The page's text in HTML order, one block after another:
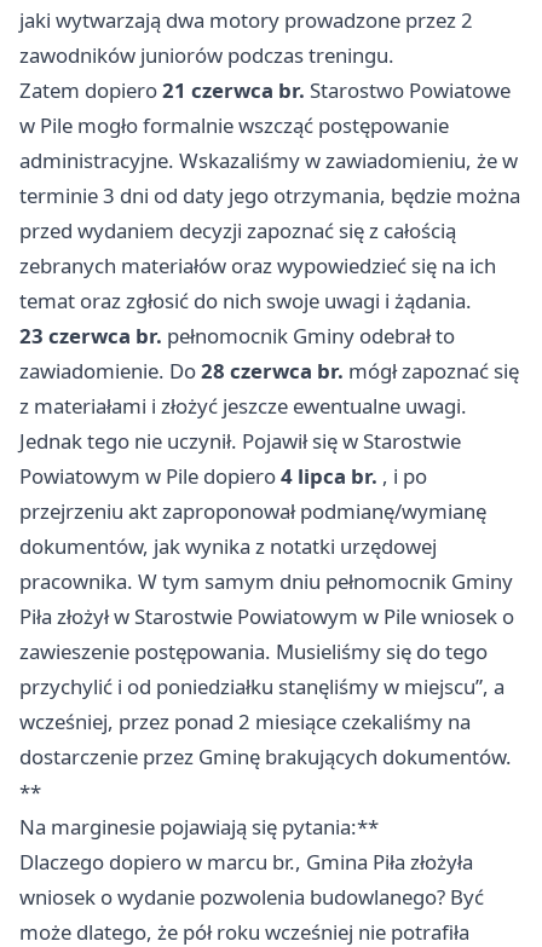
jaki wytwarzają dwa motory prowadzone przez 2
zawodników juniorów podczas treningu.
Zatem dopiero21 czerwca br. Starostwo Powiatowe
w Pile mogło formalnie wszcząć postępowanie
administracyjne. Wskazaliśmy w zawiadomieniu, że w
terminie 3 dni od daty jego otrzymania, będzie można
przed wydaniem decyzji zapoznać się z całością
zebranych materiałów oraz wypowiedzieć się na ich
temat oraz zgłosić do nich swoje uwagi i żądania.
23 czerwca br. pełnomocnik Gminy odebrał to
zawiadomienie. Do28 czerwca br. mógł zapoznać się
z materiałami i złożyć jeszcze ewentualne uwagi.
Jednak tego nie uczynił. Pojawił się w Starostwie
Powiatowym w Pile dopiero4 lipca br. , i po
przejrzeniu akt zaproponował podmianę/wymianę
dokumentów, jak wynika z notatki urzędowej
pracownika. W tym samym dniu pełnomocnik Gminy
Piła złożył w Starostwie Powiatowym w Pile wniosek o
zawieszenie postępowania. Musieliśmy się do tego
przychylić i od poniedziałku stanęliśmy w miejscu”, a
wcześniej, przez ponad 2 miesiące czekaliśmy na
dostarczenie przez Gminę brakujących dokumentów.
**
Na marginesie pojawiają się pytania:**
Dlaczego dopiero w marcu br., Gmina Piła złożyła
wniosek o wydanie pozwolenia budowlanego? Być
może dlatego, że pół roku wcześniej nie potrafiła